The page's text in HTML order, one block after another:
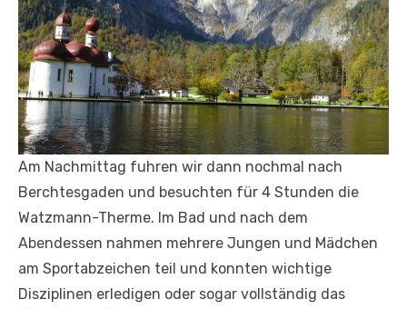
Am Nachmittag fuhren wir dann nochmal nach
Berchtesgaden und besuchten für 4 Stunden die
Watzmann-Therme. Im Bad und nach dem
Abendessen nahmen mehrere Jungen und Mädchen
am Sportabzeichen teil und konnten wichtige
Disziplinen erledigen oder sogar vollständig das